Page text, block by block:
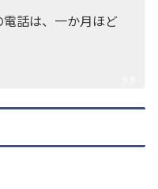
話は、一か月ほど